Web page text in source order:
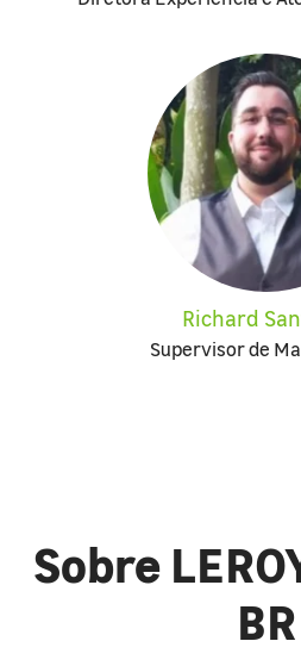
Richard
Supervisor de
Sobre
BR